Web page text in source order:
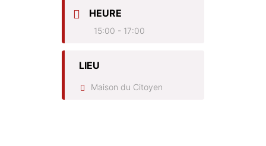
HEURE
15:00 - 17:00
LIEU
Maison du Citoyen